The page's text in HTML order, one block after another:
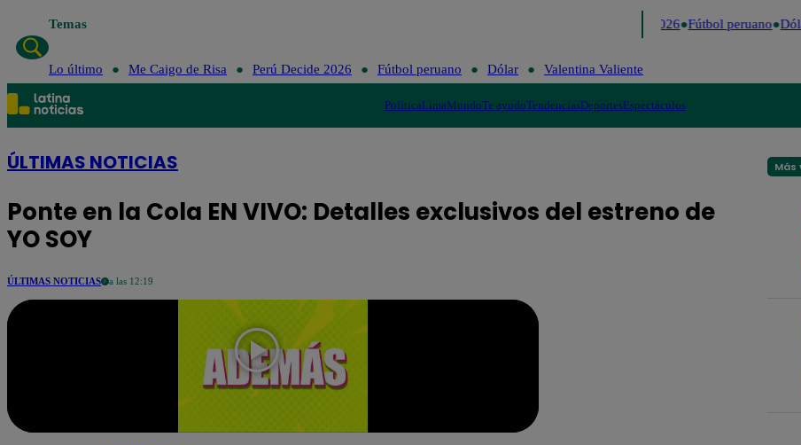
Temas Perú Decide 2026 Fútbol peruano
Lo último Me Caigo de Risa Perú Decide 2026 Fútbol peruano Dólar Valentina Valiente
PolíticaLimaMundoTe ayudoTendenciasDeportesEspectáculos
ÚLTIMAS NOTICIAS
Ponte en la Cola EN VIVO: Detalles exclusivos del estreno de
YO SOY
ÚLTIMAS NOTICIAS a las 12:19